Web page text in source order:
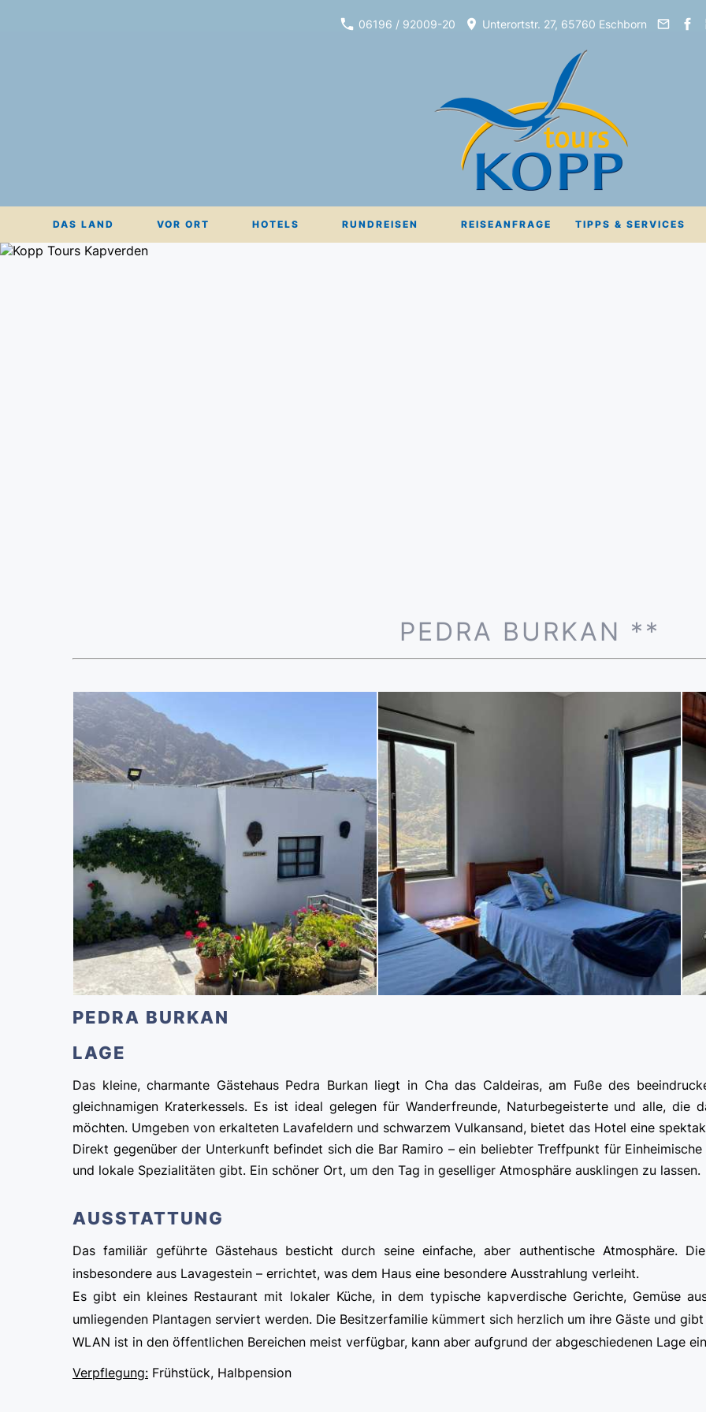
06196 / 92009-20 Unterortstr. 27, 65760 Eschborn
DAS LAND VOR ORT HOTELS RUNDREISEN REISEANFRAGE TIPPS & SERVICES
PEDRA BURKAN **
PEDRA BURKAN
LAGE
Das kleine, charmante Gästehaus Pedra Burkan liegt in Cha das Caldeiras, am Fuße des
gleichnamigen Kraterkessels. Es ist ideal gelegen für Wanderfreunde, Naturbegeisterte und alle, die
möchten. Umgeben von erkalteten Lavafeldern und schwarzem Vulkansand, bietet das Hotel eine
Direkt gegenüber der Unterkunft befindet sich die Bar Ramiro – ein beliebter Treffpunkt für
und lokale Spezialitäten gibt. Ein schöner Ort, um den Tag in geselliger Atmosphäre ausklingen zu lassen.
AUSSTATTUNG
Das familiär geführte Gästehaus besticht durch seine einfache, aber authentische Atmosphäre.
insbesondere aus Lavagestein – errichtet, was dem Haus eine besondere Ausstrahlung verleiht.
Es gibt ein kleines Restaurant mit lokaler Küche, in dem typische kapverdische Gerichte, Gemüse
umliegenden Plantagen serviert werden. Die Besitzerfamilie kümmert sich herzlich um ihre Gäste und
WLAN ist in den öffentlichen Bereichen meist verfügbar, kann aber aufgrund der abgeschiedenen Lage
Verpflegung: Frühstück, Halbpension